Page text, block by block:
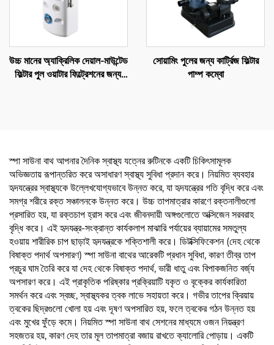
উচ্চ মানের অ্যাক্রিলিক দেয়াল-মাউন্টেড
ফিল্টার পুল ওয়াটার ফিল্ট্রেশনের জন্য,
সোয়ামিং পুলের জন্য কার্ট্রিজ ফিল্টার
পাম্প কম্বো
স্পা সাউনা বাথ আপনার দৈনিক স্বাস্থ্য যত্নের রুটিনকে একটি চিকিৎসামূলক
অভিজ্ঞতায় রূপান্তরিত করে অসাধারণ স্বাস্থ্য সুবিধা প্রদান করে। নিয়মিত ব্যবহার
হৃদযন্ত্রের স্বাস্থ্যকে উল্লেখযোগ্যভাবে উন্নত করে, যা হৃদযন্ত্রের গতি বৃদ্ধি করে এবং
সমগ্র শরীরে রক্ত সঞ্চালনকে উন্নত করে। উচ্চ তাপমাত্রার কারণে রক্তনালীগুলো
প্রসারিত হয়, যা রক্তচাপ হ্রাস করে এবং জীবনদায়ী অঙ্গগুলোতে অক্সিজেন সরবরাহ
বৃদ্ধি করে। এই হৃদযন্ত্র-সংক্রান্ত কার্যকলাপ মাঝারি পর্যায়ের ব্যায়ামের সমতুল্য
হওয়ায় শারীরিক চাপ ছাড়াই হৃদযন্ত্রকে শক্তিশালী করে। ডিটক্সিফিকেশন (দেহ থেকে
বিষাক্ত পদার্থ অপসারণ) স্পা সাউনা বাথের আরেকটি প্রধান সুবিধা, কারণ তীব্র তাপ
প্রচুর ঘাম তৈরি করে যা দেহ থেকে বিষাক্ত পদার্থ, ভারী ধাতু এবং বিপাকজনিত বর্জ্য
অপসারণ করে। এই প্রাকৃতিক পরিষ্কার প্রক্রিয়াটি যকৃত ও বৃক্কের কার্যকারিতা
সমর্থন করে এবং স্বচ্ছ, স্বাস্থ্যকর ত্বক লাভে সহায়তা করে। গভীর তাপের ক্রিয়ায়
ত্বকের ছিদ্রগুলো খোলা হয় এবং দূষণ অপসারিত হয়, ফলে ত্বকের গঠন উন্নত হয়
এবং মুখের ফুঁড়ে কমে। নিয়মিত স্পা সাউনা বাথ সেশনের মাধ্যমে ওজন নিয়ন্ত্রণ
সহজতর হয়, কারণ দেহ তার মূল তাপমাত্রা বজায় রাখতে ক্যালোরি পোড়ায়। একটি